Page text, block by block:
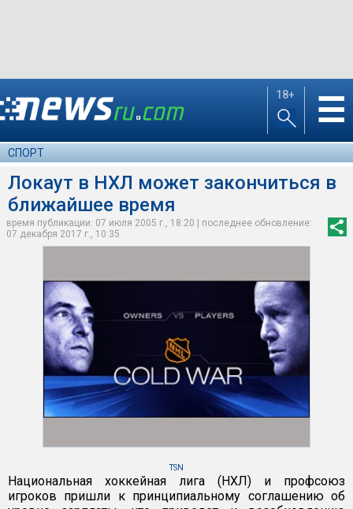
18+ ☰
СПОРТ
Локаут в НХЛ может закончиться в
ближайшее время
время публикации: 07 июля 2005 г., 18:20 | последнее обновление:
07 декабря 2017 г., 10:35
TSN
Национальная хоккейная лига (НХЛ) и профсоюз
игроков пришли к принципиальному соглашению об